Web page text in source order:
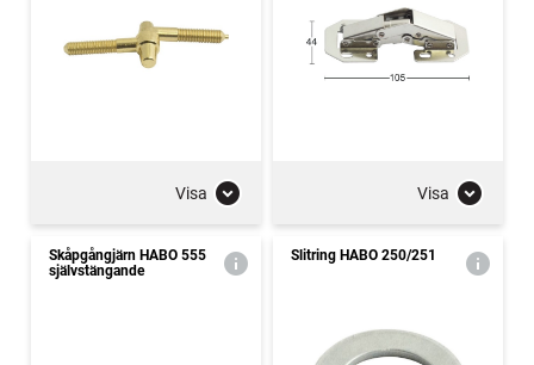
Visa Visa
Skåpgångjärn HABO 555
självstängande
Slitring HABO 250/251